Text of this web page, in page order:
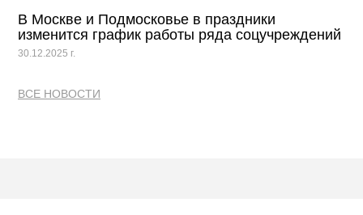
В Москве и Подмосковье в праздники
изменится график работы ряда соцучреждений
30.12.2025 г.
ВСЕ НОВОСТИ